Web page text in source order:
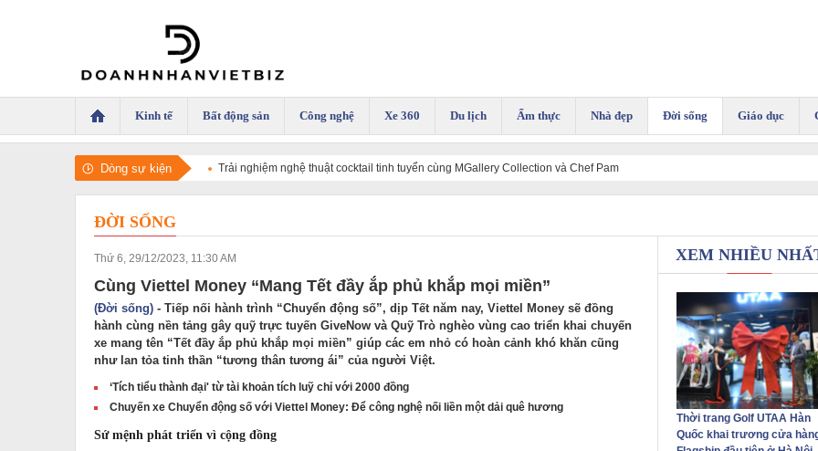
Kinh tế Bất động sản Công nghệ Xe 360 Du lịch Ẩm thực Nhà đẹp Đời sống Giáo dục
Dòng sự kiện Trải nghiệm nghệ thuật cocktail tinh tuyển cùng MGallery Collection và Chef Pam
ĐỜI SỐNG
Thứ 6, 29/12/2023, 11:30 AM
Cùng Viettel Money “Mang Tết đầy ắp phủ khắp mọi miền”
(Đời sống) - Tiếp nối hành trình “Chuyển động số”, dịp Tết năm nay, Viettel Money sẽ đồng
hành cùng nền tảng gây quỹ trực tuyến GiveNow và Quỹ Trò nghèo vùng cao triển khai chuyến
xe mang tên “Tết đầy ắp phủ khắp mọi miền” giúp các em nhỏ có hoàn cảnh khó khăn cũng
như lan tỏa tinh thần “tương thân tương ái” của người Việt.
‘Tích tiểu thành đại' từ tài khoản tích luỹ chỉ với 2000 đồng
Chuyến xe Chuyển động số với Viettel Money: Để công nghệ nối liền một dải quê hương
Sứ mệnh phát triển vì cộng đồng
XEM NHIỀU
Thời trang Golf UTAA Hàn
Quốc khai trương cửa